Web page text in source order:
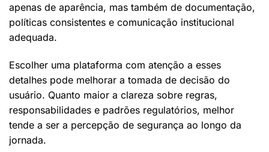
apenas de aparência, mas também de documentação,
políticas consistentes e comunicação institucional
adequada.
Escolher uma plataforma com atenção a esses
detalhes pode melhorar a tomada de decisão do
usuário. Quanto maior a clareza sobre regras,
responsabilidades e padrões regulatórios, melhor
tende a ser a percepção de segurança ao longo da
jornada.